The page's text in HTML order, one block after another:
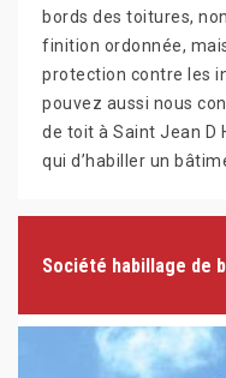
bords des toitures,
finition ordonnée,
protection contre les
pouvez aussi nous
de toit à Saint Jean D
qui d’habiller un
Société habillage de